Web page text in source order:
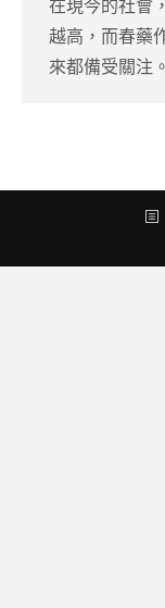
在現今的社會
越高，而春藥
來都備受關注